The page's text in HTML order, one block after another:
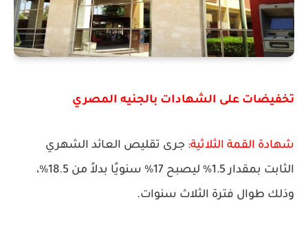
تخفيضات على الشهادات بالجنيه المصري
شهادة القمة الثلاثية: جرى تقليص العائد الشهري
الثابت بمقدار 1.5% ليصبح 17% سنويًا بدلاً من 18.5%،
وذلك طوال فترة الثلاث سنوات.